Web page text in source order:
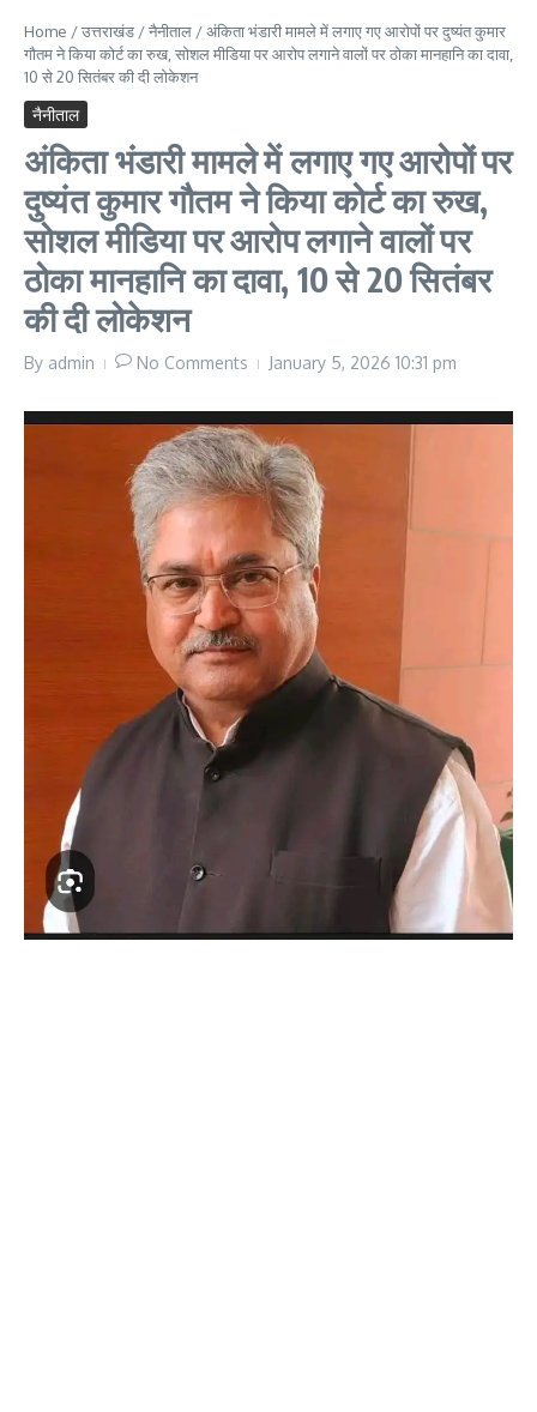
Home /उत्तराखंड /नैनीताल /अंकिता भंडारी मामले में लगाए गए आरोपों पर दुष्यंत कुमार
गौतम ने किया कोर्ट का रुख, सोशल मीडिया पर आरोप लगाने वालों पर ठोका मानहानि का दावा,
10 से 20 सितंबर की दी लोकेशन
नैनीताल
अंकिता भंडारी मामले में लगाए गए आरोपों पर
दुष्यंत कुमार गौतम ने किया कोर्ट का रुख,
सोशल मीडिया पर आरोप लगाने वालों पर
ठोका मानहानि का दावा, 10 से 20 सितंबर
की दी लोकेशन
By admin No Comments January 5, 2026 10:31 pm